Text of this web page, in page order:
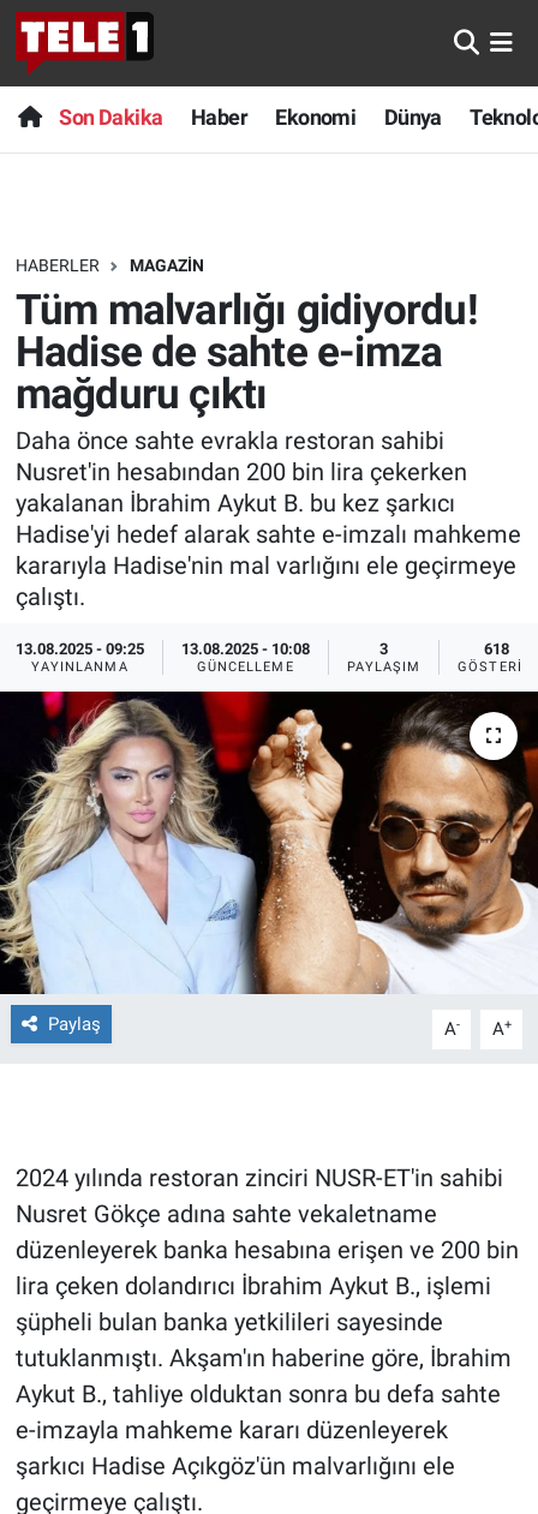
Son Dakika Haber Ekonomi Dünya
HABERLER MAGAZIN
Tüm malvarlığı gidiyordu!
Hadise de sahte e-imza
mağduru çıktı
Daha önce sahte evrakla restoran sahibi
Nusret'in hesabından 200 bin lira çekerken
yakalanan İbrahim Aykut B. bu kez şarkıcı
Hadise'yi hedef alarak sahte e-imzalı mahkeme
kararıyla Hadise'nin mal varlığını ele geçirmeye
çalıştı.
13.08.2025 - 09:25
YAYINLANMA
13.08.2025 - 10:08
GÜNCELLEME
3
PAYLAŞIM
618
GÖSTERIM
Paylaş A- A+
2024 yılında restoran zinciri NUSR-ET'in sahibi
Nusret Gökçe adına sahte vekaletname
düzenleyerek banka hesabına erişen ve 200 bin
lira çeken dolandırıcı İbrahim Aykut B., işlemi
şüpheli bulan banka yetkilileri sayesinde
tutuklanmıştı. Akşam'ın haberine göre, İbrahim
Aykut B., tahliye olduktan sonra bu defa sahte
e-imzayla mahkeme kararı düzenleyerek
şarkıcı Hadise Açıkgöz'ün malvarlığını ele
geçirmeye çalıştı.
Anında Manşet
Başka Sohbetler
Bilim turu
Bilim ve Teknoloji Evreni
Doğa Konuşuyor
Dünya
Ege Saati
Ege'den Esintiler
Eğitim
Eğlence
Ekonomi
Forum
Gerçeğin İzinde
Gün Başlıyor
Gün Bitiyor
Günün görüntüsü
Haber
İlan
Koronavirüs
Kültür Sanat
Son Dakika
Haber
Dünya
Teknoloji
Sağlık
Spor
Yayın Akışı
İletişim
Nöbetçi Eczaneler
Hava Durumu
Trafik Durumu
Süper Lig Puan Durumu ve Fikstür
Tüm Manşetler
Son Dakika Haberleri
Haber Arşivi